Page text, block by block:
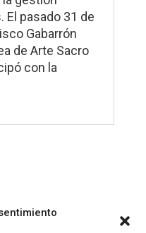
pasado 31 de
Gabarrón
de Arte Sacro
con la